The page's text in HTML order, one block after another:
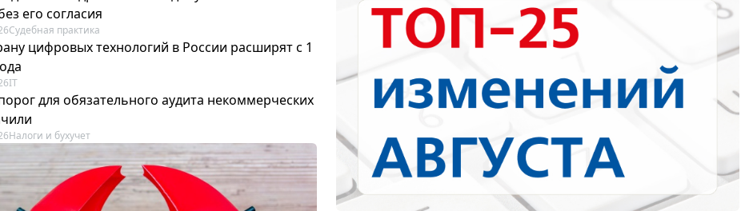
его согласия
Судебная практика
цифровых технологий в России расширят с 1
IT
для обязательного аудита некоммерческих
Налоги и бухучет